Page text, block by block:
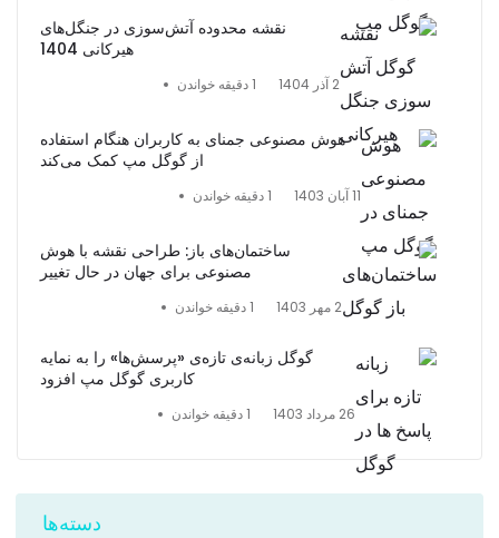
نقشه محدوده آتش‌سوزی در جنگل‌های
هیرکانی 1404
2 آذر 1404 1 دقیقه خواندن
هوش مصنوعی جمنای به کاربران هنگام استفاده
از گوگل مپ کمک می‌کند
11 آبان 1403 1 دقیقه خواندن
ساختمان‌های باز: طراحی نقشه با هوش
مصنوعی برای جهان در حال تغییر
2 مهر 1403 1 دقیقه خواندن
گوگل زبانه‌ی تازه‌ی «پرسش‌ها» را به نمایه
کاربری گوگل مپ افزود
26 مرداد 1403 1 دقیقه خواندن
دسته‌ها